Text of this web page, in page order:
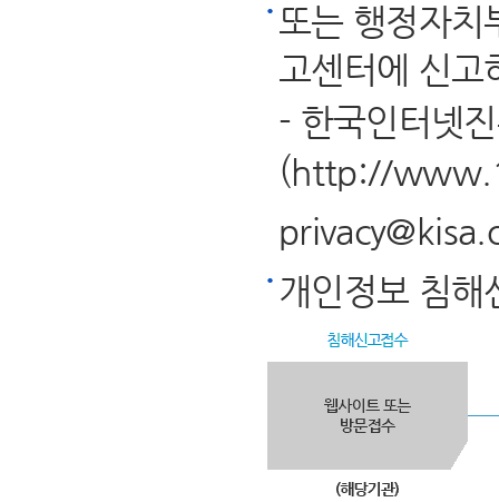
또는 행정자치
고센터에 신고
- 한국인터넷
(http://
개인정보 침해